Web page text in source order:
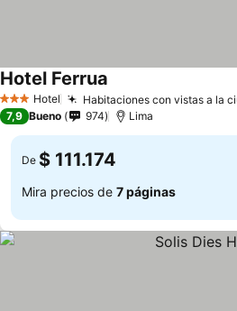
3 Estrellas
Hotel Habitaciones con vistas a la
Hotel Ferrua
7,9 Bueno 974 Lima
De $ 111.174
Mira precios de 7 páginas